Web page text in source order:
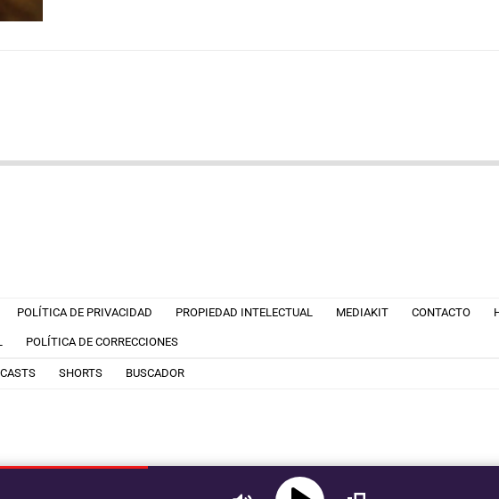
POLÍTICA DE PRIVACIDAD PROPIEDAD INTELECTUAL MEDIAKIT CONTACTO
POLÍTICA DE CORRECCIONES
SHORTS BUSCADOR